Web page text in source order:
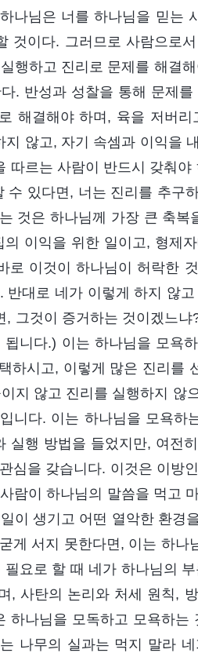
나님은 너를 하나님을 믿는
것이다. 그러므로 사람으로
행하고 진리로 문제를 해결
. 반성과 성찰을 통해 문제
해결해야 하며, 육을 저버
않고, 자기 속셈과 이익을
따르는 사람이 반드시 갖춰
있다면, 너는 진리를 추구
것은 하나님께 가장 큰 축복
이익을 위한 일이고, 형제
이것이 하나님이 허락한
대로 네가 이렇게 하지 않
그것이 증거하는 것이겠느
니다.) 이는 하나님을 모욕
하시고, 이렇게 많은 진리를
지 않고 진리를 실행하지 않
니다. 이는 하나님을 모욕하
실행 방법을 들었지만, 여전
심을 갖습니다. 이것은 이방
람이 하나님의 말씀을 먹고
이 생기고 어떤 열악한 환경
게 서지 못한다면, 이는 하나
요로 할 때 네가 하나님의
, 사탄의 논리와 처세 원칙,
하나님을 모독하고 모욕하는
나무의 실과는 먹지 말라